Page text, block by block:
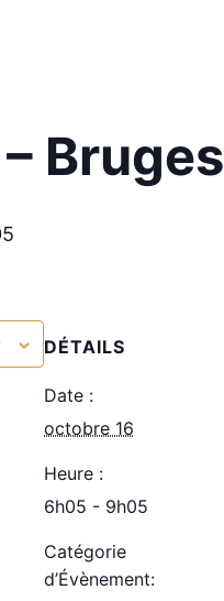
Bruges
DÉTAILS
Date :
octobre 16
Heure :
6h05 - 9h05
Catégorie
d’Évènement: